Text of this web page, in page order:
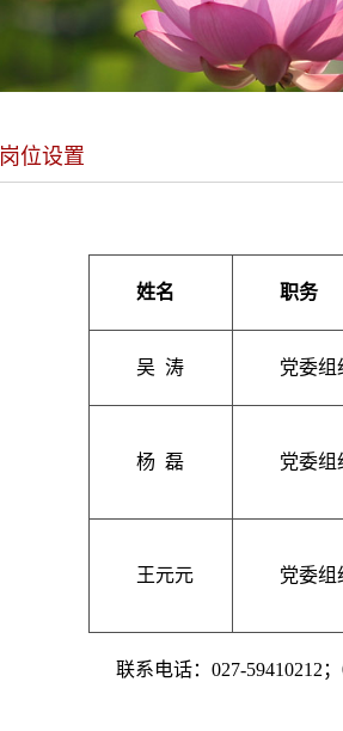
岗位设置
姓名 职务
吴 涛 党委组
杨 磊 党委组
王元元 党委组
联系电话：027-59410212